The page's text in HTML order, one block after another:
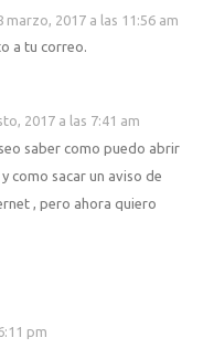
marzo, 2017 a las 11:56 am
a tu correo.
2017 a las 7:41 am
saber como puedo abrir
como sacar un aviso de
, pero ahora quiero
pm